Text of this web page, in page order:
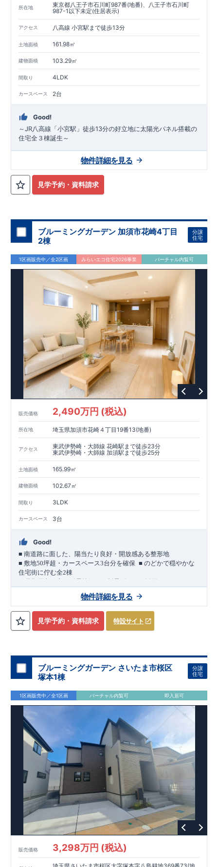
所在地
東京都八王子市石川町987番(地番)、八王子市石川町
987-1以下未定(住居表示)
アクセス 八高線 小宮駅まで徒歩13分
土地面積 161.98㎡
建物面積 103.29㎡
間取り 4LDK
カースペース 2台
Good!
～JR八高線「小宮駅」徒歩13分の好立地に太陽光パネル搭載の
住宅全３棟誕生～
見学予約・資料請求
物件詳細を見る
ブルーミングガーデン 加須市花崎4丁目
2棟
分譲
住宅
1区画販売中／全2区画 みらいエコ住宅2026事業 バーチャル内覧可
販売価格 2,490万円 (税込)
所在地 埼玉県加須市花崎４丁目19番13(地番)
アクセス
東武伊勢崎・大師線 花崎駅まで徒歩23分
東武伊勢崎・大師線 加須駅まで徒歩25分
土地面積 165.99㎡
建物面積 102.67㎡
間取り 3LDK
カースペース 3台
Good!
■南道路に面した、陽当たり良好・開放感ある整形地
■敷地50坪超・カースペース3台分を確保 ​■のどかで穏やかな
住宅街に佇む全2棟
（長期優良住宅／耐震等級３・制震ダンパー採用）
たりに恵まれた立地。
あり、
採光・通風・プライバシー性にも配慮した敷地計画で
す。
加須 徒歩13分
間取りのポイント
■ 1
号棟 LDK約19.5 帖 のゆとりあるリビング
​陽当たりよく開放
感があります。
■共通
・主寝室は将来仕切れる可変型プラン ・2階洋室2部屋にウォー
クインクローゼット設置
住宅設備のポイント
太陽光発電（フラットプラン）採用 月額サービス料
能
ホテルライクで実用的な洗面空間 （ オープンサニタリーirodori
詳細ページへ）
家計にやさしい住宅性能
長期優良住宅 住宅ローン控除額の優遇、
固定資産税の減額期間
延長など
税制面でのメリットが受けられます。
耐震等級３＋ 制震ダンパー 建築基準法の1.5 倍の耐震性。 地震保
険の割引（最大50％）対象です。
現地のご案内・資料請求 受付中 ​ ​■完成済みにつき、​実際の
建物・設備・間取りを​ 現地にてご確認いただけます。 ​
TEL
0120-44-1081
（9:30 18:30／火水曜休み）
スマートフォンで見やすい特設サイトはこちら
見学予約・資料請求 特設サイト
物件詳細を見る
ブルーミングガーデン さいたま市桜区
塚本1棟
分譲
住宅
1区画販売中／全1区画 バーチャル内覧可 即入居可
販売価格 3,298万円 (税込)